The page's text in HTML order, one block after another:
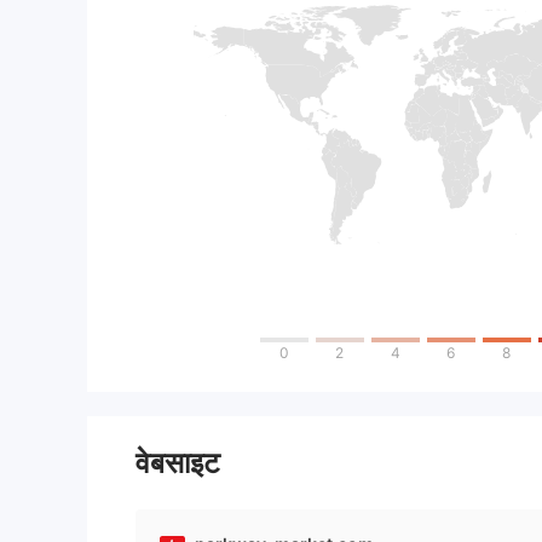
0 2 4 6 8
वेबसाइट